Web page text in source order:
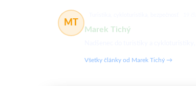
MT
Marek Tichý
Všetky články od Marek Tichý →